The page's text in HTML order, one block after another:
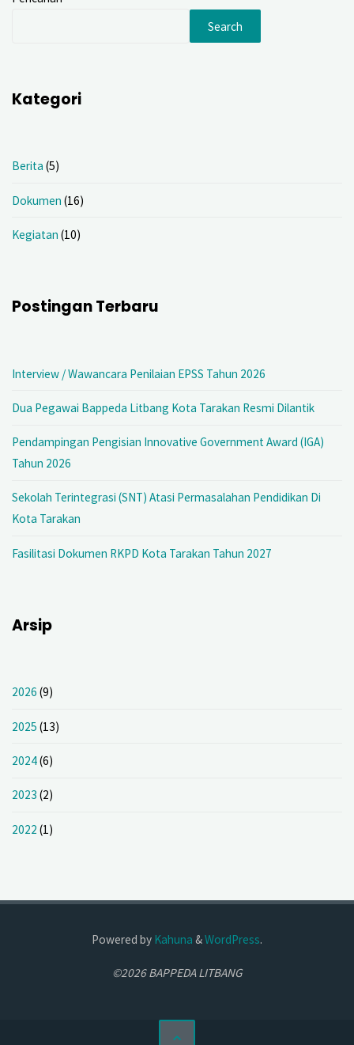
Search
Kategori
Berita (5)
Dokumen (16)
Kegiatan (10)
Postingan Terbaru
Interview / Wawancara Penilaian EPSS Tahun 2026
Dua Pegawai Bappeda Litbang Kota Tarakan Resmi Dilantik
Pendampingan Pengisian Innovative Government Award (IGA)
Tahun 2026
Sekolah Terintegrasi (SNT) Atasi Permasalahan Pendidikan Di
Kota Tarakan
Fasilitasi Dokumen RKPD Kota Tarakan Tahun 2027
Arsip
2026 (9)
2025 (13)
2024(6)
2023 (2)
2022 (1)
Powered by Kahuna &WordPress.
©2026 BAPPEDA LITBANG